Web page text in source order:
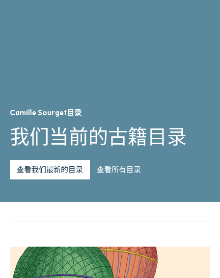
Camille Sourget目录
我们当前的古籍目录
查看我们最新的目录 查看所有目录